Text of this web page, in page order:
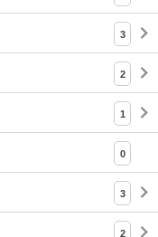
3
2
1
0
3
2